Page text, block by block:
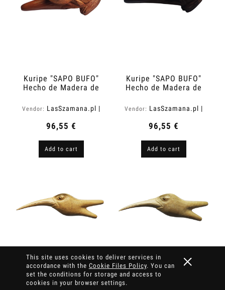
This site uses cookies to deliver services in
accordance with the Cookie Files Policy. You can
set the conditions for storage and access to
cookies in your browser settings.
Kuripe "SAPO BUFO"
Hecho de Madera de
kauki)
Vendor: LasSzamana.pl |
96,55 €
Add to cart
Kuripe "SAPO BUFO"
Hecho de Madera de
(Tamarindus indica)
Vendor: LasSzamana.pl |
96,55 €
Add to cart